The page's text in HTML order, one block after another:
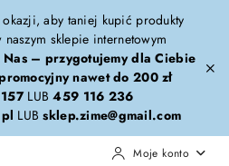
aby taniej kupić produkty
sklepie internetowym
– przygotujemy dla Ciebie
nawet do 200 zł
LUB459 116 236
LUBsklep.zime@gmail.com
Moje konto